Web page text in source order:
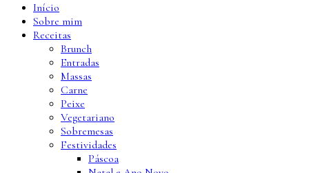
Início
Sobre mim
Receitas
Brunch
Entradas
Massas
Carne
Peixe
Vegetariano
Sobremesas
Festividades
Páscoa